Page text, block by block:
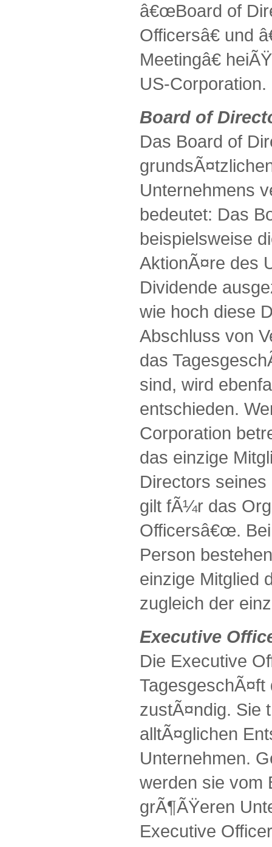
â€œBoard of
Officersâ€ und
Meetingâ€
US-Corporation.
Board of
Das Board of
Unternehmens
bedeutet: Das
beispielsweise
AktionÃ¤re des
Dividende
wie hoch diese
Abschluss von
das
sind, wird
entschieden.
Corporation
das einzige
Directors
gilt fÃ¼r das
Officersâ€œ.
Person
einzige Mitglied
zugleich der
Executive
Die Executive
zustÃ¤ndig. Sie
alltÃ¤glichen
Unternehmen.
werden sie vom
grÃ¶ÃŸeren
Executive